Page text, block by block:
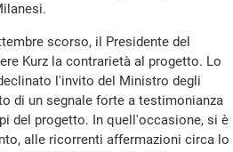
scorso, il Presidente del
Kurz la contrarietà al progetto. Lo
l'invito del Ministro degli
di un segnale forte a testimonianza
del progetto. In quell'occasione, si è
alle ricorrenti affermazioni circa lo